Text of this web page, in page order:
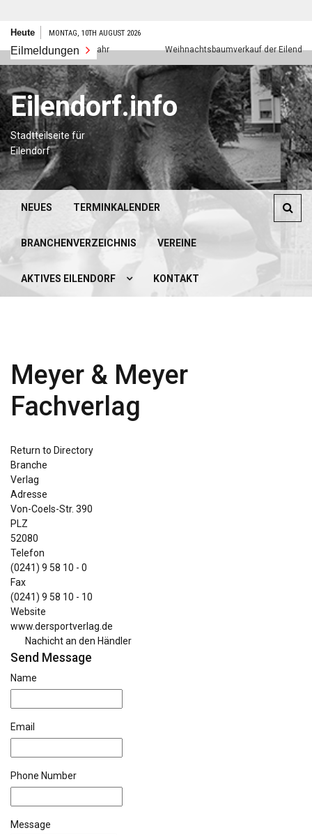
Zum
springen
Heute MONTAG, 10TH AUGUST 2026
Eilmeldungen
Frohes neues Jahr Weihnachtsbaumverkauf der Eilendorfer
Eilendorf.info
Stadtteilseite für
Eilendorf
NEUES TERMINKALENDER
BRANCHENVERZEICHNIS VEREINE
AKTIVES EILENDORF KONTAKT
Meyer & Meyer
Fachverlag
Return to Directory
Branche
Verlag
Adresse
Von-Coels-Str. 390
PLZ
52080
Telefon
(0241) 9 58 10 - 0
Fax
(0241) 9 58 10 - 10
Website
www.dersportverlag.de
Nachicht an den Händler
Send Message
Name
Email
Phone Number
Message